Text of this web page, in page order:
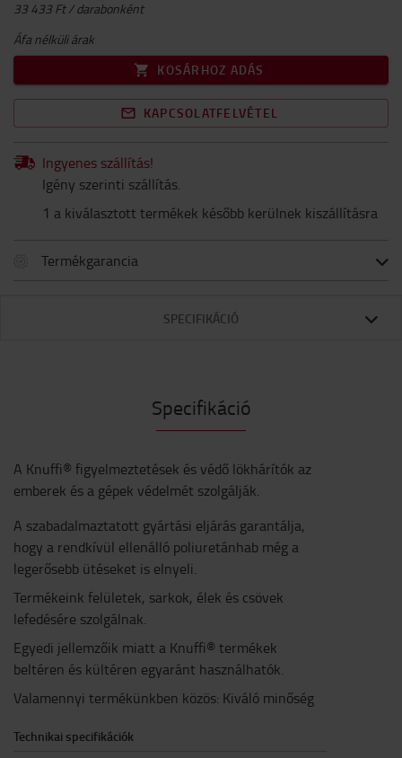
33 433 Ft / darabonként
Áfa nélküli árak
KOSÁRHOZ ADÁS
KAPCSOLATFELVÉTEL
Ingyenes szállítás!
Igény szerinti szállítás.
1 a kiválasztott termékek később kerülnek kiszállításra
Termékgarancia
SPECIFIKÁCIÓ
Specifikáció
A Knuffi® figyelmeztetések és védő lökhárítók az
emberek és a gépek védelmét szolgálják.
A szabadalmaztatott gyártási eljárás garantálja,
hogy a rendkívül ellenálló poliuretánhab még a
legerősebb ütéseket is elnyeli.
Termékeink felületek, sarkok, élek és csövek
lefedésére szolgálnak.
Egyedi jellemzőik miatt a Knuffi® termékek
beltéren és kültéren egyaránt használhatók.
Valamennyi termékünkben közös: Kiváló minőség
Technikai specifikációk